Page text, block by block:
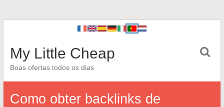
My Little Cheap
Boas ofertas todos os dias
Como obter backlinks de